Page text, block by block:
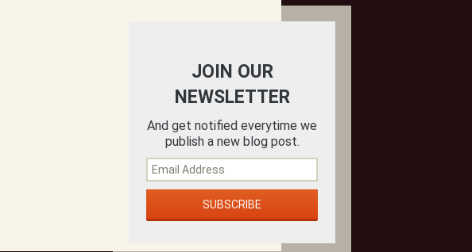
JOIN OUR
NEWSLETTER
And get notified everytime we
publish a new blog post.